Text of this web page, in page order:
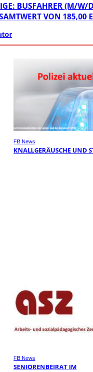
BUSFAHRER (M/W/
VON 185,00
FB News
KNALLGERÄUSCHE UND
FB News
SENIORENBEIRAT IM